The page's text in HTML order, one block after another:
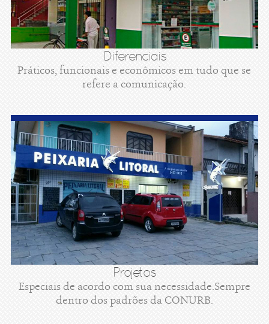
Diferenciais
Práticos, funcionais e econômicos em tudo que se
refere a comunicação.
Projetos
Especiais de acordo com sua necessidade.Sempre
dentro dos padrões da CONURB.